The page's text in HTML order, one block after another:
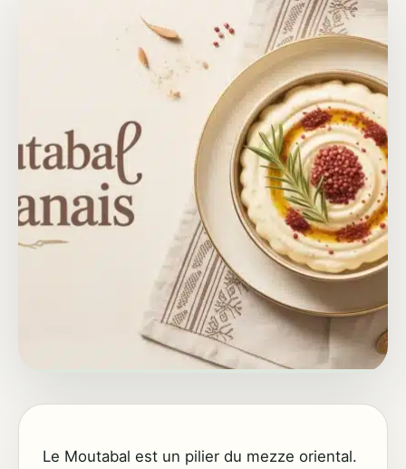
Le Moutabal est un pilier du mezze oriental.